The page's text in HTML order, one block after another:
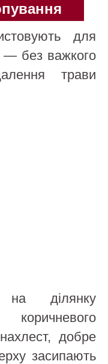
для
— без важкого
трави
на ділянку
добре
засипають